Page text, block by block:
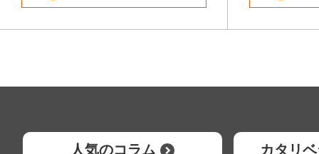
人気のコラム カタリ